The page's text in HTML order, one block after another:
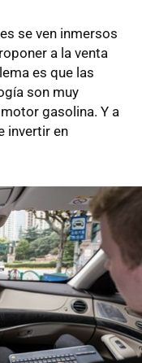
se ven inmersos
a la venta
es que las
son muy
gasolina. Y a
invertir en